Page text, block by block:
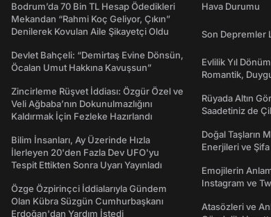
Bodrum’da 70 Bin TL Hesap Ödedikleri
Mekandan “Rahmi Koç Geliyor, Çıkın”
Denilerek Kovulan Aile Şikayetçi Oldu
Devlet Bahçeli: “Demirtaş Evine Dönsün,
Öcalan Umut Hakkına Kavuşsun”
Zincirleme Rüşvet İddiası: Özgür Özel ve
Veli Ağbaba’nın Dokunulmazlığını
Kaldırmak İçin Fezleke Hazırlandı
Bilim İnsanları, Ay Üzerinde Hızla
İlerleyen 20'den Fazla Dev UFO'yu
Tespit Ettikten Sonra Uyarı Yayınladı
Özge Özpirinçci İddialarıyla Gündem
Olan Kübra Süzgün Cumhurbaşkanı
Erdoğan'dan Yardım İstedi
Hava Durumu
Son Depremler
Evlilik Yıl
Romantik,
Rüyada Altın
Saadetiniz de
Doğal Taşların
Enerjileri ve Şifa
Emojilerin
Instagram ve
Atasözleri ve